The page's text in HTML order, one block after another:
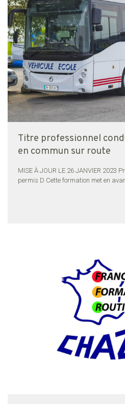
Titre professionnel
en commun sur route
MISE À JOUR LE 26 JANVIER 2023
permis D Cette formation met en